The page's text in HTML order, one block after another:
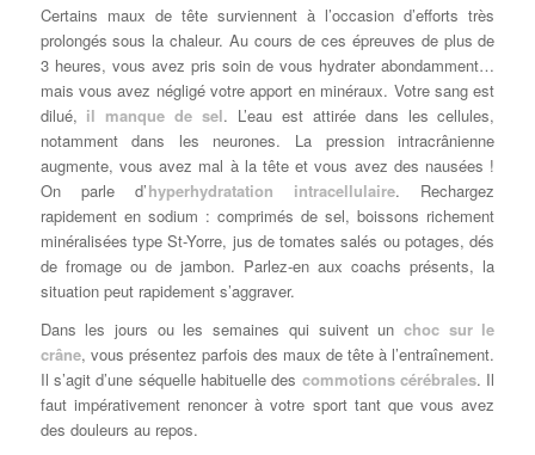
Certains maux de tête surviennent à l’occasion d’efforts très
prolongés sous la chaleur. Au cours de ces épreuves de plus de
3 heures, vous avez pris soin de vous hydrater abondamment…
mais vous avez négligé votre apport en minéraux. Votre sang est
dilué, il manque de sel. L’eau est attirée dans les cellules,
notamment dans les neurones. La pression intracrânienne
augmente, vous avez mal à la tête et vous avez des nausées !
On parle d’hyperhydratation intracellulaire. Rechargez
rapidement en sodium : comprimés de sel, boissons richement
minéralisées type St-Yorre, jus de tomates salés ou potages, dés
de fromage ou de jambon. Parlez-en aux coachs présents, la
situation peut rapidement s’aggraver.
Dans les jours ou les semaines qui suivent un choc sur le
crâne, vous présentez parfois des maux de tête à l’entraînement.
Il s’agit d’une séquelle habituelle des commotions cérébrales. Il
faut impérativement renoncer à votre sport tant que vous avez
des douleurs au repos.